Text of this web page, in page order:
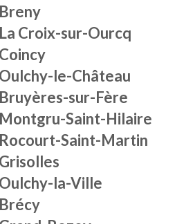
Breny
La Croix-sur-Ourcq
Coincy
Oulchy-le-Château
Bruyères-sur-Fère
Montgru-Saint-Hilaire
Rocourt-Saint-Martin
Grisolles
Oulchy-la-Ville
Brécy